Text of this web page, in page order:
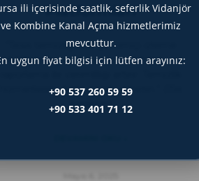
Platformları
“Tesis temizliğinde çevrimiçi izleme
platformları, gerçek zamanlı takip ve
hizmetlerini dijital olarak yönetin.” (154
karakter)
ili içerisinde saatlik, seferlik Vidanjör
ve Kombine Kanal Açma hizmetlerimiz
mevcuttur.
uygun fiyat bilgisi için lütfen arayınız:
+90 537 260 59 59
+90 533 401 71 12